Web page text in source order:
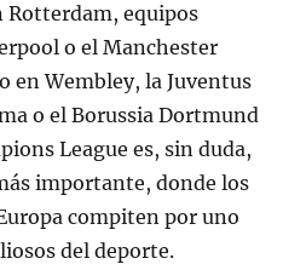
Rotterdam, equipos
o el Manchester
en Wembley, la Juventus
o el Borussia Dortmund
League es, sin duda,
importante, donde los
compiten por uno
del deporte.